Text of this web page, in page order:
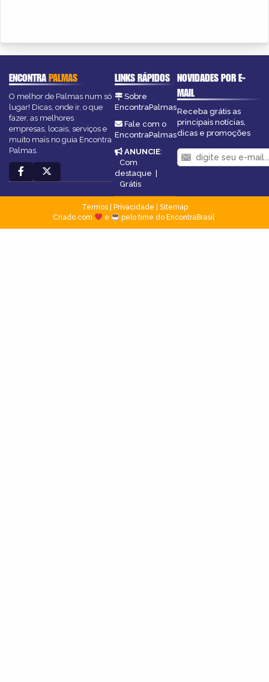
ENCONTRAPALMAS
O melhor de Palmas num só
lugar! Dicas, onde ir, o que
fazer, as melhores
empresas, locais, serviços e
muito mais no guia Encontra
Palmas.
LINKS RÁPIDOS
Sobre
EncontraPalmas
Fale com o
EncontraPalmas
ANUNCIE:
Com
destaque |
Grátis
NOVIDADES POR E-
MAIL
Receba grátis as
principais notícias,
dicas e promoções
Termos| Privacidade
Sitemap
Criado com
e pelo time do EncontraBrasil